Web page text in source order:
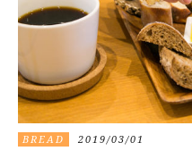
BREAD 2019/03/01